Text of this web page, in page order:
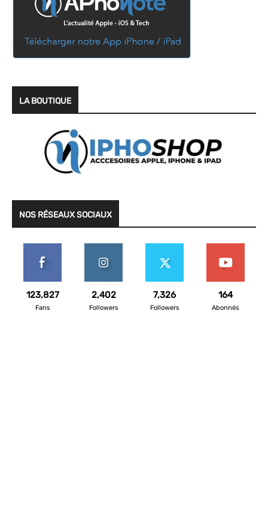
LA BOUTIQUE
NOS RÉSEAUX SOCIAUX
123,827
Fans
2,402
Followers
7,326
Followers
164
Abonnés